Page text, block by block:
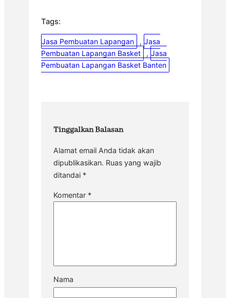
Tags:
Jasa Pembuatan Lapangan , Jasa
Pembuatan Lapangan Basket
, Jasa
Pembuatan Lapangan Basket Banten
Tinggalkan Balasan
Alamat email Anda tidak akan
dipublikasikan. Ruas yang wajib
ditandai *
Komentar *
Nama